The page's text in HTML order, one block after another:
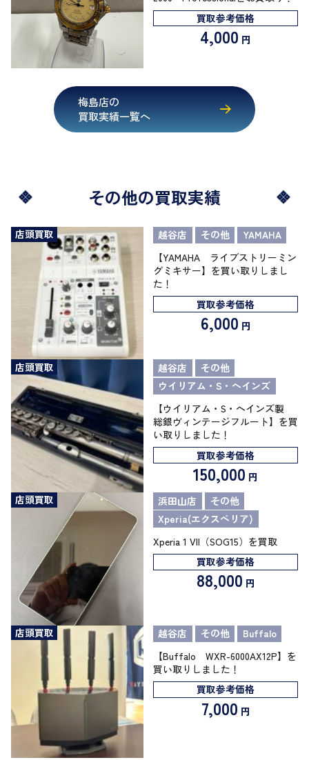
買取参考価格
4,000 円
梅島店の
買取実績一覧へ
その他の買取実績
店頭買取 越谷店 その他
YAMAHA
【YAMAHA ライブストリーミン
グミキサー】を買い取りしまし
た！
買取参考価格
6,000 円
店頭買取 越谷店
その他
ウイリアム・S・ヘインズ
【ウイリアム・S・ヘインズ製
総銀ヴィンテージフルート】を買
い取りしました！
買取参考価格
150,000 円
店頭買取
浜田山店
その他
Xperia(エクスペリア)
Xperia 1 VII（SOG15）を買取
買取参考価格
88,000 円
店頭買取 越谷店 その他
Buffalo
【Buffalo WXR-6000AX12P】を
買い取りしました！
買取参考価格
7,000 円